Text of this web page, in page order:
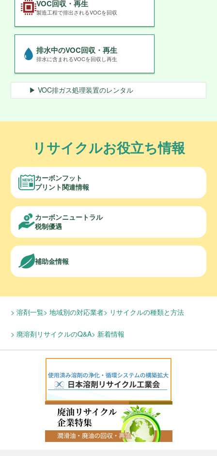
VOC回収・再生
製造工程で排出されるVOCを回収
排水中のVOC回収・再生
排水に含まれるVOCを回収し再生
▶ VOC排ガス処理装置のレンタル
リサイクルお役立ち情報
カーボンフット
プリント関連情報
カーボンニュートラル
税制優遇
補助金情報
溶剤一覧 地域別の対応業者 リサイクルの種類と方法
廃溶剤リサイクルのQ&A 新着情報